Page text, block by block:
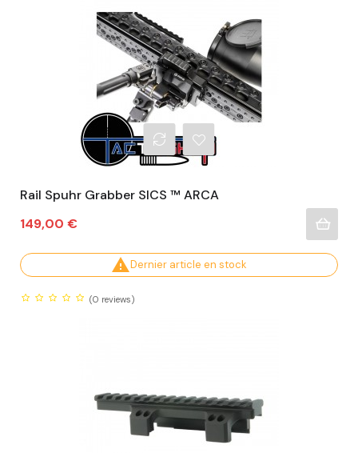
Rail Spuhr Grabber SICS ™ ARCA
Prix
149,00 €
Dernier article en stock
(0 reviews)